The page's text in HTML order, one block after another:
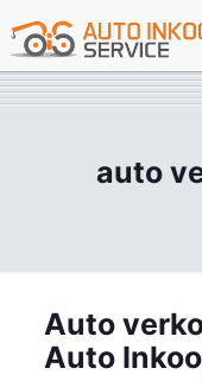
auto
Auto
Auto